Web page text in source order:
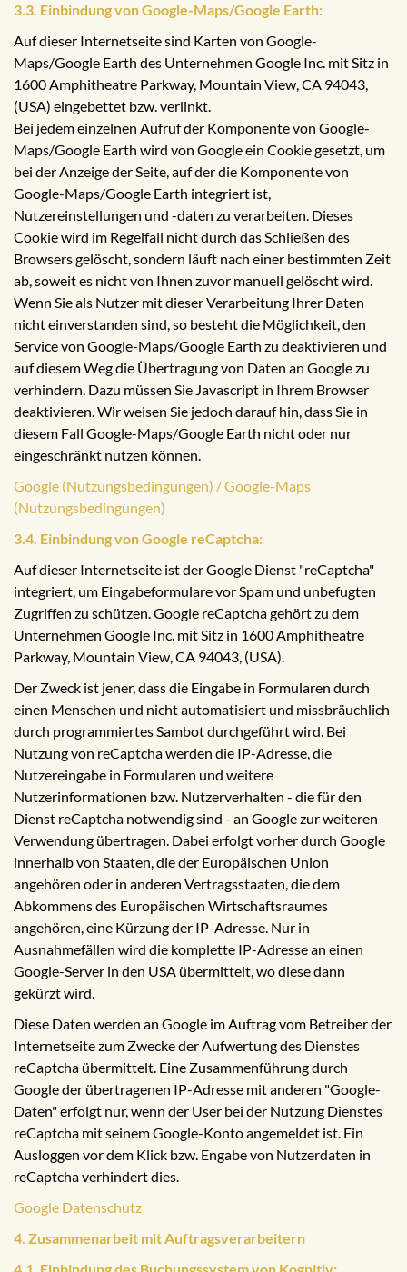
3.3. Einbindung von Google-Maps/Google Earth:
Auf dieser Internetseite sind Karten von Google-
Maps/Google Earth des Unternehmen Google Inc. mit Sitz in
1600 Amphitheatre Parkway, Mountain View, CA 94043,
(USA) eingebettet bzw. verlinkt.
Bei jedem einzelnen Aufruf der Komponente von Google-
Maps/Google Earth wird von Google ein Cookie gesetzt, um
bei der Anzeige der Seite, auf der die Komponente von
Google-Maps/Google Earth integriert ist,
Nutzereinstellungen und -daten zu verarbeiten. Dieses
Cookie wird im Regelfall nicht durch das Schließen des
Browsers gelöscht, sondern läuft nach einer bestimmten Zeit
ab, soweit es nicht von Ihnen zuvor manuell gelöscht wird.
Wenn Sie als Nutzer mit dieser Verarbeitung Ihrer Daten
nicht einverstanden sind, so besteht die Möglichkeit, den
Service von Google-Maps/Google Earth zu deaktivieren und
auf diesem Weg die Übertragung von Daten an Google zu
verhindern. Dazu müssen Sie Javascript in Ihrem Browser
deaktivieren. Wir weisen Sie jedoch darauf hin, dass Sie in
diesem Fall Google-Maps/Google Earth nicht oder nur
eingeschränkt nutzen können.
Google (Nutzungsbedingungen) / Google-Maps
(Nutzungsbedingungen)
3.4. Einbindung von Google reCaptcha:
Auf dieser Internetseite ist der Google Dienst "reCaptcha"
integriert, um Eingabeformulare vor Spam und unbefugten
Zugriffen zu schützen. Google reCaptcha gehört zu dem
Unternehmen Google Inc. mit Sitz in 1600 Amphitheatre
Parkway, Mountain View, CA 94043, (USA).
Der Zweck ist jener, dass die Eingabe in Formularen durch
einen Menschen und nicht automatisiert und missbräuchlich
durch programmiertes Sambot durchgeführt wird. Bei
Nutzung von reCaptcha werden die IP-Adresse, die
Nutzereingabe in Formularen und weitere
Nutzerinformationen bzw. Nutzerverhalten - die für den
Dienst reCaptcha notwendig sind - an Google zur weiteren
Verwendung übertragen. Dabei erfolgt vorher durch Google
innerhalb von Staaten, die der Europäischen Union
angehören oder in anderen Vertragsstaaten, die dem
Abkommens des Europäischen Wirtschaftsraumes
angehören, eine Kürzung der IP-Adresse. Nur in
Ausnahmefällen wird die komplette IP-Adresse an einen
Google-Server in den USA übermittelt, wo diese dann
gekürzt wird.
Diese Daten werden an Google im Auftrag vom Betreiber der
Internetseite zum Zwecke der Aufwertung des Dienstes
reCaptcha übermittelt. Eine Zusammenführung durch
Google der übertragenen IP-Adresse mit anderen "Google-
Daten" erfolgt nur, wenn der User bei der Nutzung Dienstes
reCaptcha mit seinem Google-Konto angemeldet ist. Ein
Ausloggen vor dem Klick bzw. Engabe von Nutzerdaten in
reCaptcha verhindert dies.
Google Datenschutz
4. Zusammenarbeit mit Auftragsverarbeitern